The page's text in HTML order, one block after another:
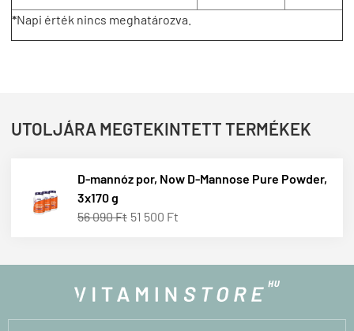
*Napi érték nincs meghatározva.
UTOLJÁRA MEGTEKINTETT TERMÉKEK
D-mannóz por, Now D-Mannose Pure Powder,
3x170 g
56 090 Ft 51 500 Ft